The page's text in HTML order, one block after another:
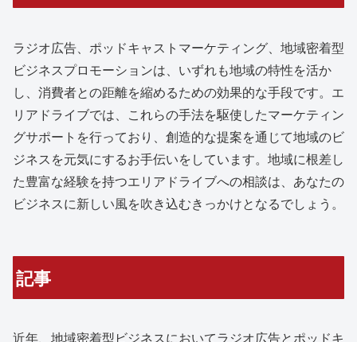
ラジオ広告、ポッドキャストマーケティング、地域密着型
ビジネスプロモーションは、いずれも地域の特性を活か
し、消費者との距離を縮めるための効果的な手段です。エ
リアドライブでは、これらの手法を駆使したマーケティン
グサポートを行っており、創造的な提案を通じて地域のビ
ジネスを元気にするお手伝いをしています。地域に根差し
た豊富な経験を持つエリアドライブへの相談は、あなたの
ビジネスに新しい風を吹き込むきっかけとなるでしょう。
記事
近年、地域密着型ビジネスにおいてラジオ広告とポッドキ